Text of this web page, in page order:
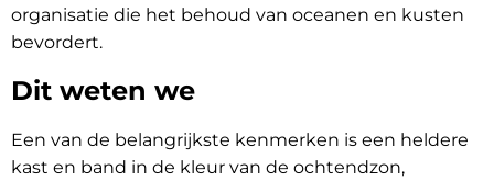
organisatie die het behoud van oceanen en kusten
bevordert.
Dit weten we
Een van de belangrijkste kenmerken is een heldere
kast en band in de kleur van de ochtendzon,